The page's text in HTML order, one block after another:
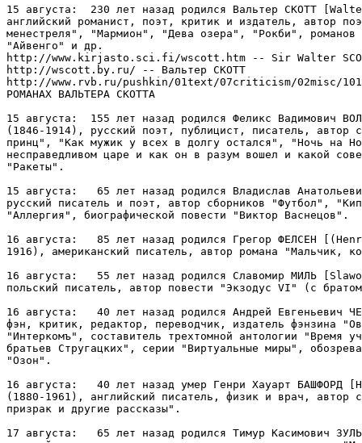
15 августа:  230 лет назад родился Вальтер СКОТТ
английский романист, поэт, критик и издатель, автор
менестреля", "Мармион", "Дева озера", "Рокби", романов
"Айвенго" и др.
http://www.kirjasto.sci.fi/wscott.htm -- Sir Walter
http://wscott.by.ru/ -- Вальтер СКОТТ
http://www.rvb.ru/pushkin/01text/07criticism/02misc/
РОМАНАХ ВАЛЬТЕРА СКОТТА
15 августа:  155 лет назад родился Феликс Вадимович
(1846-1914), русский поэт, публицист, писатель, автор
принц", "Как мужик у всех в долгу остался", "Ночь на
несправедливом царе и как он в разум вошел и какой
"Ракеты".
15 августа:   65 лет назад родился Владислав
русский писатель и поэт, автор сборников "Футбол",
"Аллергия", биографической повести "Виктор Васнецов".
16 августа:   85 лет назад родился Грегор ФЕЛСЕН
1916), американский писатель, автор романа "Мальчик,
16 августа:   55 лет назад родился Славомир МИЛЬ
польский писатель, автор повести "Экзодус VI" (с
16 августа:   40 лет назад родился Андрей Евгеньевич
фэн, критик, редактор, переводчик, издатель фэнзина
"Интеркомъ", составитель трехтомной антологии "Время
братьев Стругацких", серии "Виртуальные миры",
"Озон".
16 августа:   40 лет назад умер Генри Хауарт БАШФОРД
(1880-1961), английский писатель, физик и врач, автор
призрак и другие рассказы".
17 августа:   65 лет назад родился Тимур Касимович